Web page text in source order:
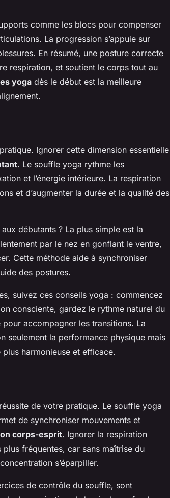
comme les blocs pour compenser
La progression s’appuie sur
En résumé, une posture correcte
respiration, et soutient le corps tout au
yoga dès le début est la meilleure
Ignorer cette dimension essentielle
. Le souffle yoga rythme les
et l’énergie intérieure. La respiration
et d’augmenter la durée et la qualité des
débutants ? La plus simple est la
par le nez en gonflant le ventre,
Cette méthode aide à synchroniser
des postures.
suivez ces conseils yoga : commencez
consciente, gardez le rythme naturel du
accompagner les transitions. La
seulement la performance physique mais
harmonieuse et efficace.
de votre pratique. Le souffle yoga
de synchroniser mouvements et
corps-esprit. Ignorer la respiration
fréquentes, car sans maîtrise du
s’éparpiller.
de contrôle du souffle, sont